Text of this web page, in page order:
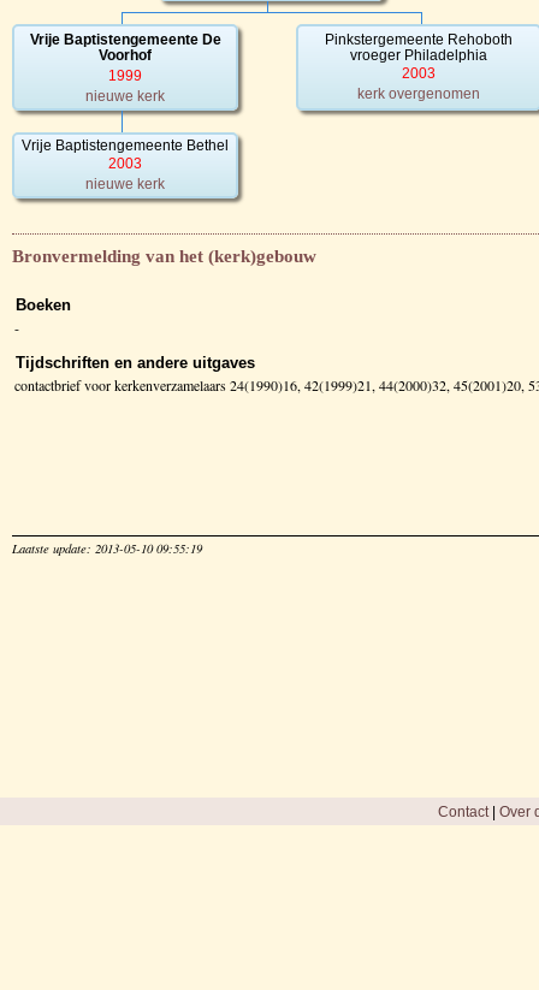
Vrije Baptistengemeente De
Voorhof
1999
nieuwe kerk
Pinkstergemeente Rehoboth
vroeger Philadelphia
2003
kerk overgenomen
Vrije Baptistengemeente Bethel
2003
nieuwe kerk
Bronvermelding van het (kerk)gebouw
Boeken
-
Tijdschriften en andere uitgaves
contactbrief voor kerkenverzamelaars 24(1990)16, 42(1999)21, 44(2000)32, 45(2001)20,
Laatste update: 2013-05-10 09:55:19
Contact| Over